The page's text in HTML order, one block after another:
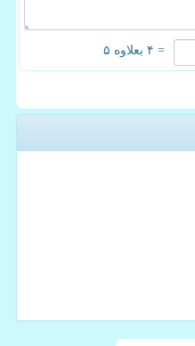
= ۴ بعلاوه ۵